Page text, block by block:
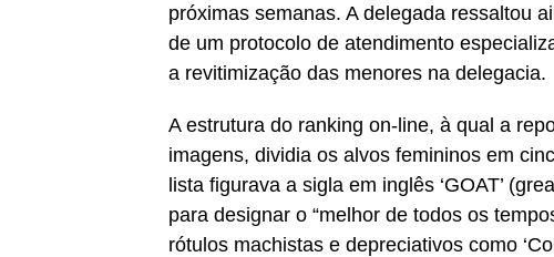
próximas semanas. A delegada ressaltou
de um protocolo de atendimento
a revitimização das menores na delegacia.
A estrutura do ranking on-line, à qual a
imagens, dividia os alvos femininos em
lista figurava a sigla em inglês ‘GOAT’
para designar o “melhor de todos os
rótulos machistas e depreciativos como